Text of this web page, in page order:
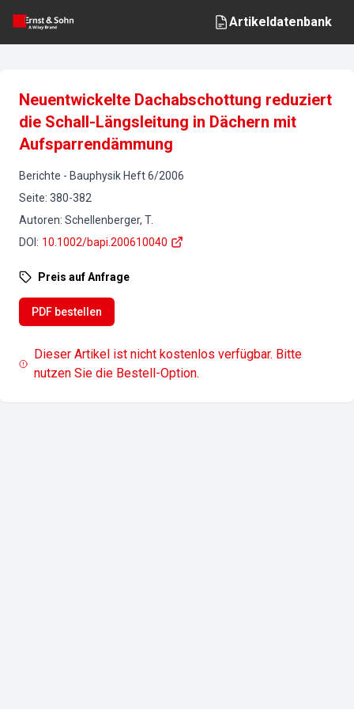
Artikeldatenbank
Neuentwickelte Dachabschottung reduziert
die Schall-Längsleitung in Dächern mit
Aufsparrendämmung
Berichte - Bauphysik Heft6/2006
Seite: 380-382
Autoren: Schellenberger, T.
DOI : 10.1002/bapi.200610040
Preis auf Anfrage
PDF bestellen
Dieser Artikel ist nicht kostenlos verfügbar. Bitte
nutzen Sie die Bestell-Option.